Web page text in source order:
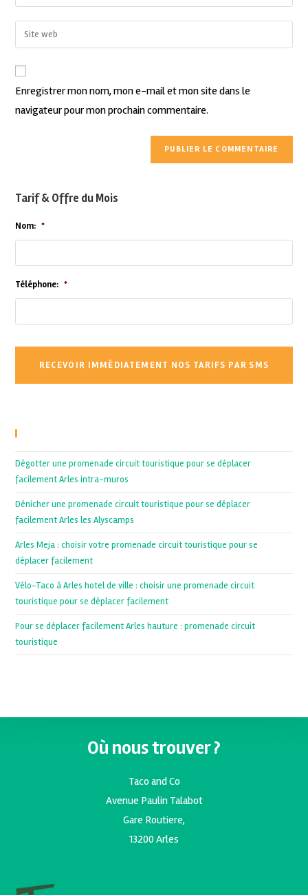
Enregistrer mon nom, mon e-mail et mon site dans le
navigateur pour mon prochain commentaire.
Tarif & Offre du Mois
Nom: *
Téléphone: *
Dégotter une promenade circuit touristique pour se déplacer
facilement Arles intra-muros
Dénicher une promenade circuit touristique pour se déplacer
facilement Arles les Alyscamps
Arles Meja : choisir votre promenade circuit touristique pour se
déplacer facilement
Vélo-Taco à Arles hotel de ville : choisir une promenade circuit
touristique pour se déplacer facilement
Pour se déplacer facilement Arles hauture : promenade circuit
touristique
Où nous trouver ?
Taco and Co
Avenue Paulin Talabot
Gare Routiere,
13200 Arles